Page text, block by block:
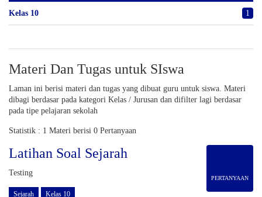
Kelas 10 1
Materi Dan Tugas untuk SIswa
Laman ini berisi materi dan tugas yang dibuat guru untuk siswa. Materi
dibagi berdasar pada kategori Kelas / Jurusan dan difilter lagi berdasar
pada tipe pelajaran sekolah
Statistik : 1 Materi berisi 0 Pertanyaan
PERTANYAAN
Latihan Soal Sejarah
Testing
Sejarah Kelas 10